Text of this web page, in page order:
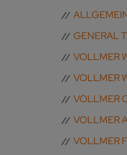
GENERAL
VOLLMER
VOLLMER
VOLLMER
VOLLMER
VOLLMER